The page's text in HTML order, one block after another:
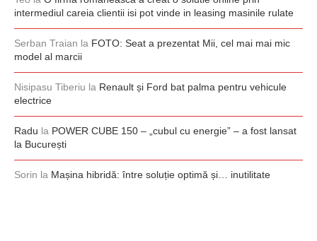
intermediul careia clientii isi pot vinde in leasing masinile rulate
Serban Traian la FOTO: Seat a prezentat Mii, cel mai mai mic
model al marcii
Nisipasu Tiberiu la Renault și Ford bat palma pentru vehicule
electrice
Radu la POWER CUBE 150 – „cubul cu energie” – a fost lansat
la București
Sorin la Mașina hibridă: între soluție optimă și… inutilitate